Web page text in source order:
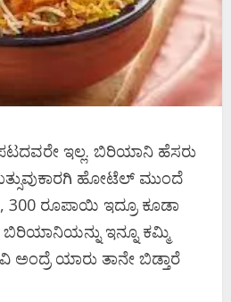
ಇಲ್ಲ. ಬಿರಿಯಾನಿ ಹೆಸರು
ಹೋಟೆಲ್‌ ಮುಂದೆ
300 ರೂಪಾಯಿ ಇದ್ರೂ ಕೂಡಾ
ಬಿರಿಯಾನಿಯನ್ನು ಇನ್ನೂ ಕಮ್ಮಿ
ಯಾರು ತಾನೇ ಬಿಡ್ತಾರೆ